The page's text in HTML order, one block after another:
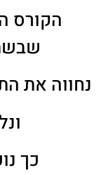
הקורס
נחווה את
כך